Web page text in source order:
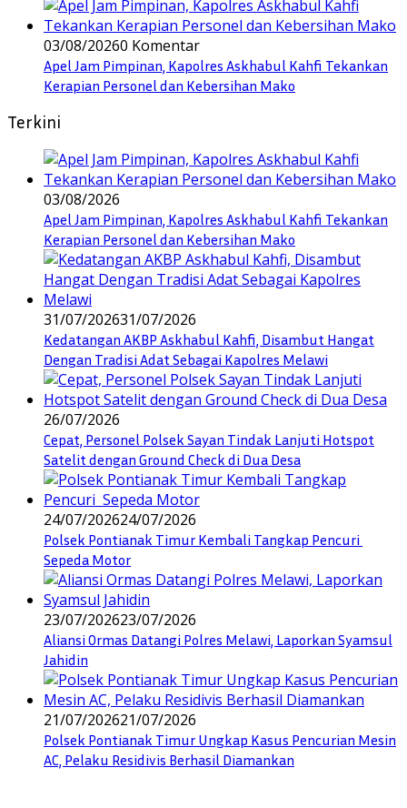
03/08/20260 Komentar
Apel Jam Pimpinan, Kapolres Askhabul Kahfi Tekankan
Kerapian Personel dan Kebersihan Mako
Terkini
03/08/2026
Apel Jam Pimpinan, Kapolres Askhabul Kahfi Tekankan
Kerapian Personel dan Kebersihan Mako
31/07/202631/07/2026
Kedatangan AKBP Askhabul Kahfi, Disambut Hangat
Dengan Tradisi Adat Sebagai Kapolres Melawi
26/07/2026
Cepat, Personel Polsek Sayan Tindak Lanjuti Hotspot
Satelit dengan Ground Check di Dua Desa
24/07/202624/07/2026
Polsek Pontianak Timur Kembali Tangkap Pencuri
Sepeda Motor
23/07/202623/07/2026
Aliansi Ormas Datangi Polres Melawi, Laporkan Syamsul
Jahidin
21/07/202621/07/2026
Polsek Pontianak Timur Ungkap Kasus Pencurian Mesin
AC, Pelaku Residivis Berhasil Diamankan